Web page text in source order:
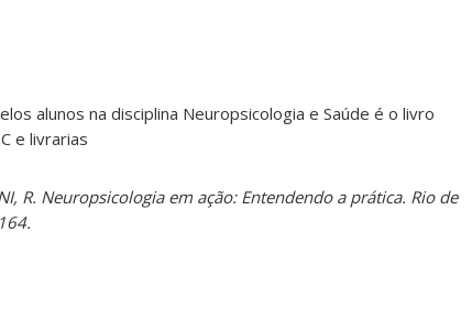
alunos na disciplina Neuropsicologia e Saúde é o livro
e livrarias
R. Neuropsicologia em ação: Entendendo a prática. Rio de